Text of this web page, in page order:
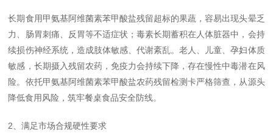
长期食用甲氨基阿维菌素苯甲酸盐残留超标的果蔬，容易出现头晕乏
力、肠胃刺痛、反胃等不适症状；毒素长期蓄积在人体脏器中，会持
续损伤神经系统，造成肢体敏感、代谢紊乱。老人、儿童、孕妇体质
敏感，长期摄入残留农药，免疫力会持续下降，存在慢性中毒潜在风
险。依托甲氨基阿维菌素苯甲酸盐农药残留检测卡严格筛查，从源头
降低食用风险，筑牢餐桌食品安全防线。
2、满足市场合规硬性要求